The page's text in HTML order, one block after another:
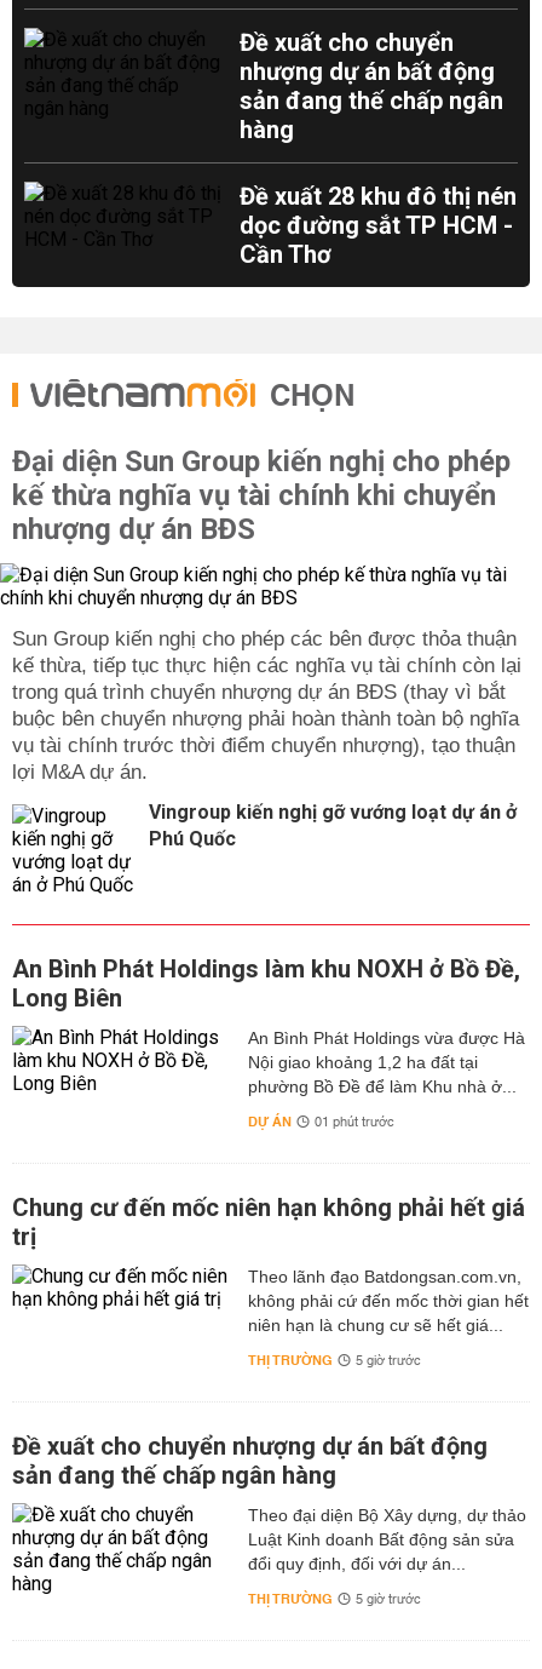
Đề xuất cho chuyển
nhượng dự án bất động
sản đang thế chấp ngân
hàng
Đề xuất 28 khu đô thị nén
dọc đường sắt TP HCM -
Cần Thơ
CHỌN
Đại diện Sun Group kiến nghị cho phép
kế thừa nghĩa vụ tài chính khi chuyển
nhượng dự án BĐS
Sun Group kiến nghị cho phép các bên được thỏa thuận
kế thừa, tiếp tục thực hiện các nghĩa vụ tài chính còn lại
trong quá trình chuyển nhượng dự án BĐS (thay vì bắt
buộc bên chuyển nhượng phải hoàn thành toàn bộ nghĩa
vụ tài chính trước thời điểm chuyển nhượng), tạo thuận
lợi M&A dự án.
Vingroup kiến nghị gỡ vướng loạt dự án ở
Phú Quốc
An Bình Phát Holdings làm khu NOXH ở Bồ Đề,
Long Biên
An Bình Phát Holdings vừa được Hà
Nội giao khoảng 1,2 ha đất tại
phường Bồ Đề để làm Khu nhà ở...
DỰ ÁN 01 phút trước
Chung cư đến mốc niên hạn không phải hết giá
trị
Theo lãnh đạo Batdongsan.com.vn,
không phải cứ đến mốc thời gian hết
niên hạn là chung cư sẽ hết giá...
THỊ TRƯỜNG 5 giờ trước
Đề xuất cho chuyển nhượng dự án bất động
sản đang thế chấp ngân hàng
Theo đại diện Bộ Xây dựng, dự thảo
Luật Kinh doanh Bất động sản sửa
đổi quy định, đối với dự án...
THỊ TRƯỜNG 5 giờ trước